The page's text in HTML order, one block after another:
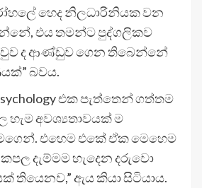
හෙද නිලධාරිනියක වන
එය තමන්ට පුද්ගලිකව
ද ආණ්ඩුව ගෙන තිබෙන්නේ
බවය.
එක පැත්තෙන් ගත්තම
හැම අවශ්‍යතාවයක් ම
එහෙම එකේ ඒක මෙහෙම
දැම්මම හැදෙන දරුවො
තියෙනව,” ඇය කියා සිටියාය.